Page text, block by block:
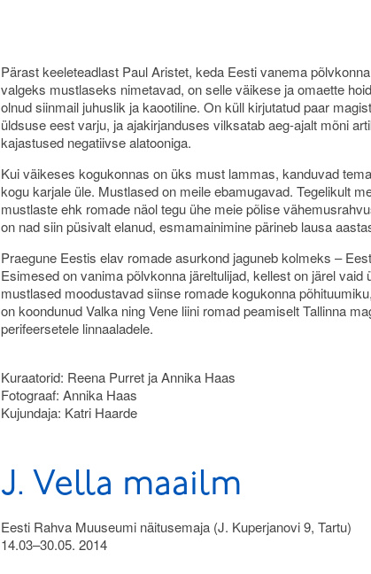
Pärast keeleteadlast Paul Aristet, keda Eesti vanema
valgeks mustlaseks nimetavad, on selle väikese ja omaette
olnud siinmail juhuslik ja kaootiline. On küll kirjutatud paar
üldsuse eest varju, ja ajakirjanduses vilksatab aeg-ajalt mõni
kajastused negatiivse alatooniga.
Kui väikeses kogukonnas on üks must lammas, kanduvad
kogu karjale üle. Mustlased on meile ebamugavad. Tegelikult
mustlaste ehk romade näol tegu ühe meie põlise
on nad siin püsivalt elanud, esmamainimine pärineb lausa
Praegune Eestis elav romade asurkond jaguneb kolmeks –
Esimesed on vanima põlvkonna järeltulijad, kellest on järel vaid
mustlased moodustavad siinse romade kogukonna
on koondunud Valka ning Vene liini romad peamiselt Tallinna
perifeersetele linnaaladele.
Kuraatorid: Reena Purret ja Annika Haas
Fotograaf: Annika Haas
Kujundaja: Katri Haarde
J. Vella maailm
Eesti Rahva Muuseumi näitusemaja (J. Kuperjanovi 9, Tartu)
14.03–30.05. 2014